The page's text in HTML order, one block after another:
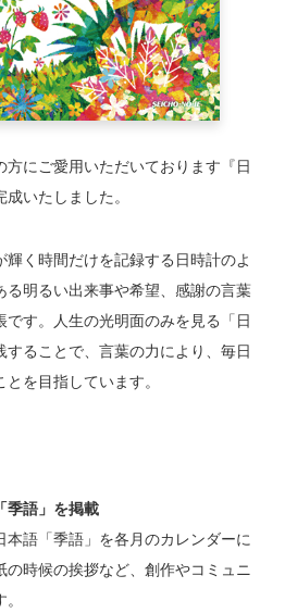
方にご愛用いただいております『日
いたしました。
輝く時間だけを記録する日時計のよ
る明るい出来事や希望、感謝の言葉
です。人生の光明面のみを見る「日
することで、言葉の力により、毎日
を目指しています。
季語」を掲載
本語「季語」を各月のカレンダーに
の時候の挨拶など、創作やコミュニ